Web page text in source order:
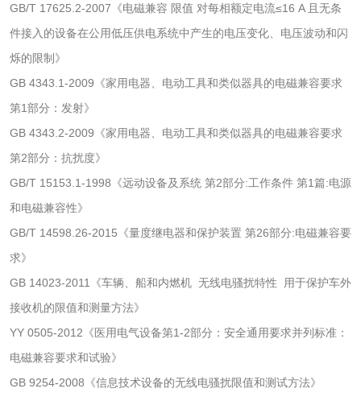
GB/T 17625.2-2007《电磁兼容 限值 对每相额定电流≤16 A 且无条
件接入的设备在公用低压供电系统中产生的电压变化、电压波动和闪
烁的限制》
GB 4343.1-2009《家用电器、电动工具和类似器具的电磁兼容要求
第1部分：发射》
GB 4343.2-2009《家用电器、电动工具和类似器具的电磁兼容要求
第2部分：抗扰度》
GB/T 15153.1-1998《远动设备及系统 第2部分:工作条件 第1篇:电源
和电磁兼容性》
GB/T 14598.26-2015《量度继电器和保护装置 第26部分:电磁兼容要
求》
GB 14023-2011《车辆、船和内燃机 无线电骚扰特性 用于保护车外
接收机的限值和测量方法》
YY 0505-2012《医用电气设备第1-2部分：安全通用要求并列标准：
电磁兼容要求和试验》
GB 9254-2008《信息技术设备的无线电骚扰限值和测试方法》
纸制品
性能评价
生物相容性
微核试验 急性经口毒性试验
急性吸入毒性试验 皮肤刺激试验